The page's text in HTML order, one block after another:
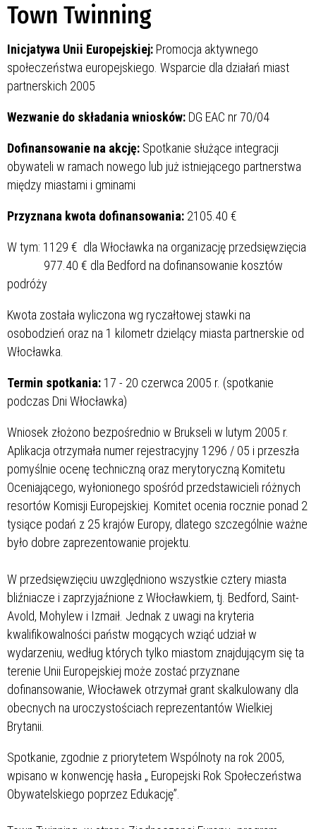
Town Twinning
Inicjatywa Unii Europejskiej: Promocja aktywnego
społeczeństwa europejskiego. Wsparcie dla działań miast
partnerskich 2005
Wezwanie do składania wniosków: DG EAC nr 70/04
Dofinansowanie na akcję: Spotkanie służące integracji
obywateli w ramach nowego lub już istniejącego partnerstwa
między miastami i gminami
Przyznana kwota dofinansowania: 2105.40 €
W tym: 1129 € dla Włocławka na organizację przedsięwzięcia
977.40 € dla Bedford na dofinansowanie kosztów
podróży
Kwota została wyliczona wg ryczałtowej stawki na
osobodzień oraz na 1 kilometr dzielący miasta partnerskie od
Włocławka.
Termin spotkania: 17 - 20 czerwca 2005 r. (spotkanie
podczas Dni Włocławka)
Wniosek złożono bezpośrednio w Brukseli w lutym 2005 r.
Aplikacja otrzymała numer rejestracyjny 1296 / 05 i przeszła
pomyślnie ocenę techniczną oraz merytoryczną Komitetu
Oceniającego, wyłonionego spośród przedstawicieli różnych
resortów Komisji Europejskiej. Komitet ocenia rocznie ponad 2
tysiące podań z 25 krajów Europy, dlatego szczególnie ważne
było dobre zaprezentowanie projektu.
W przedsięwzięciu uwzględniono wszystkie cztery miasta
bliźniacze i zaprzyjaźnione z Włocławkiem, tj. Bedford, Saint-
Avold, Mohylew i Izmaił. Jednak z uwagi na kryteria
kwalifikowalności państw mogących wziąć udział w
wydarzeniu, według których tylko miastom znajdującym się ta
terenie Unii Europejskiej może zostać przyznane
dofinansowanie, Włocławek otrzymał grant skalkulowany dla
obecnych na uroczystościach reprezentantów Wielkiej
Brytanii.
Spotkanie, zgodnie z priorytetem Wspólnoty na rok 2005,
wpisano w konwencję hasła „ Europejski Rok Społeczeństwa
Obywatelskiego poprzez Edukację”.